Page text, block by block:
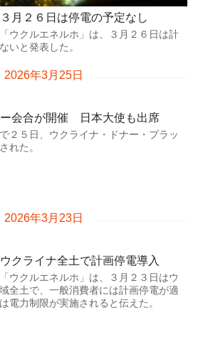
月２６日は停電の予定なし
ウクルエネルホ」は、３月２６日は計
いと発表した。
2026年3月25日
会合が開催 日本大使も出席
２５日、ウクライナ・ドナー・プラッ
れた。
2026年3月23日
クライナ全土で計画停電導入
ウクルエネルホ」は、３月２３日はウ
全土で、一般消費者には計画停電が適
電力制限が実施されると伝えた。